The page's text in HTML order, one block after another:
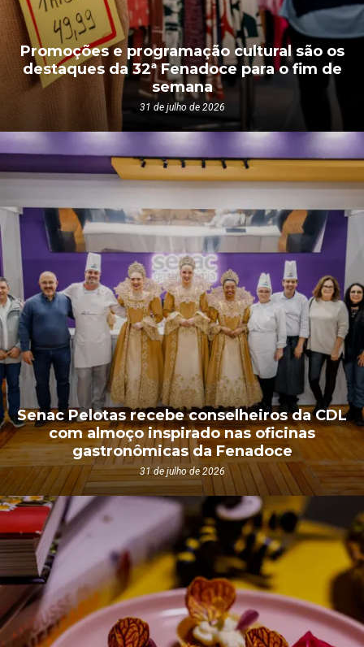
Promoções e programação cultural são os
destaques da 32ª Fenadoce para o fim de
semana
31 de julho de 2026
Senac Pelotas recebe conselheiros da CDL
com almoço inspirado nas oficinas
gastronômicas da Fenadoce
31 de julho de 2026